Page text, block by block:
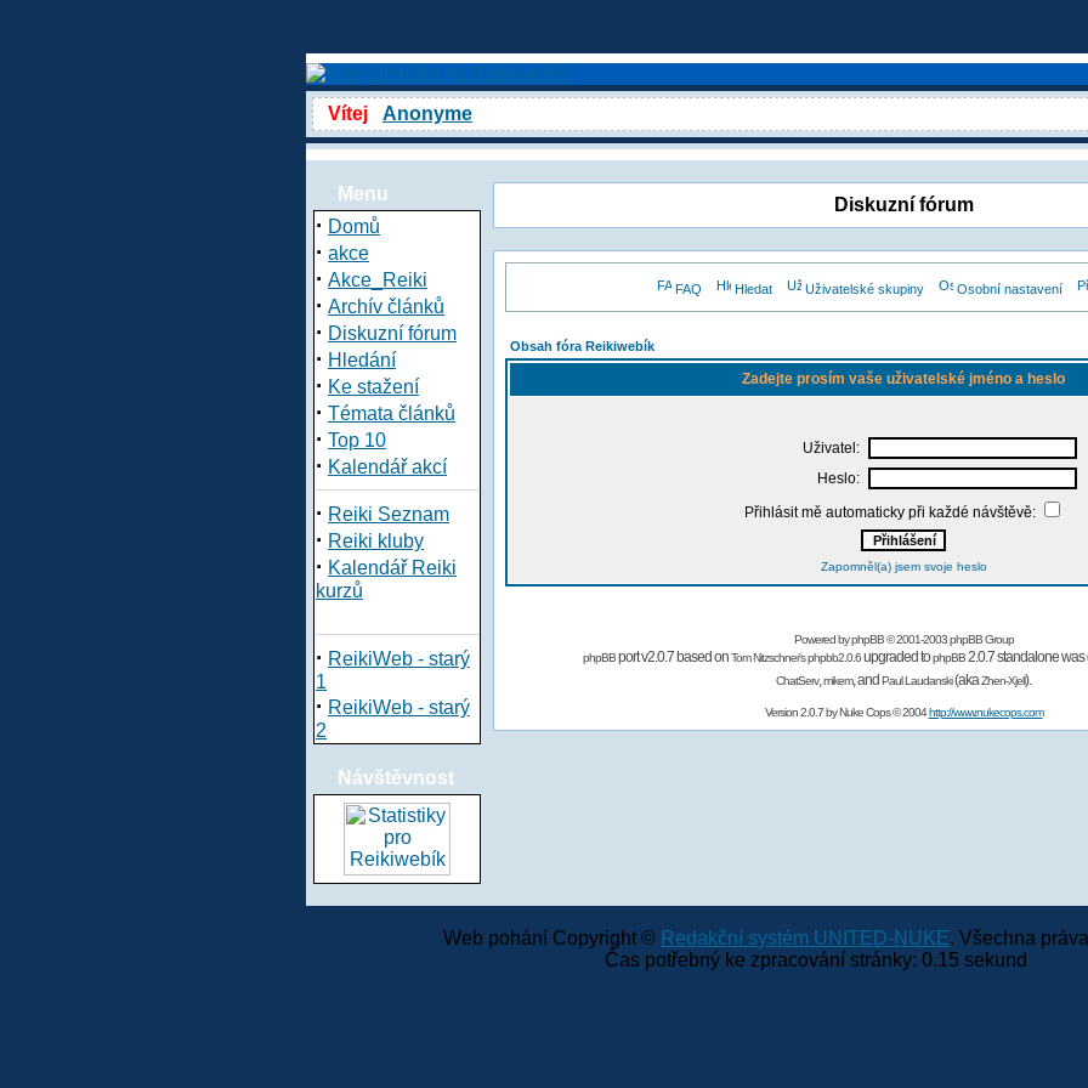
Vítej Anonyme
Menu
· Domů
· akce
· Akce_Reiki
· Archív článků
· Diskuzní fórum
· Hledání
· Ke stažení
· Témata článků
· Top 10
· Kalendář akcí
· Reiki Seznam
· Reiki kluby
· Kalendář Reiki
kurzů
· ReikiWeb - starý
1
· ReikiWeb - starý
2
Návštěvnost
Diskuzní fórum
FAQ Hledat Uživatelské skupiny Osobní nastavení
Obsah fóra Reikiwebík
Zadejte prosím vaše uživatelské jméno a heslo
Uživatel:
Heslo:
Přihlásit mě automaticky při každé návštěvě:
Zapomněl(a) jsem svoje heslo
Powered byphpBB© 2001-2003 phpBB Group
phpBBport v2.0.7 based onTom Nitzschner'sphpbb2.0.6upgraded tophpBB2.0.7 standalone
ChatServ,mikem,and Paul Laudanski(akaZhen-Xjell).
Version 2.0.7 byNuke Cops© 2004http://www.nukecops.com
Web pohání Copyright © Redakční systém UNITED-NUKE. Všechna
Čas potřebný ke zpracování stránky: 0.15 sekund